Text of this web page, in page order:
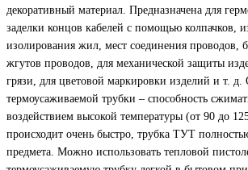
декоративный материал. Предназначена для
заделки концов кабелей с помощью колпачков,
изолирования жил, мест соединения проводов,
жгутов проводов, для механической защиты
грязи, для цветовой маркировки изделий и т. д.
термоусаживаемой трубки – способность
воздействием высокой температуры (от 90 до
происходит очень быстро, трубка ТУТ
предмета. Можно использовать тепловой